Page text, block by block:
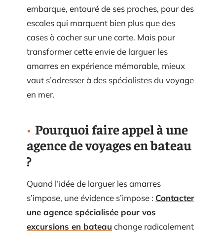
embarque, entouré de ses proches, pour des
escales qui marquent bien plus que des
cases à cocher sur une carte. Mais pour
transformer cette envie de larguer les
amarres en expérience mémorable, mieux
vaut s’adresser à des spécialistes du voyage
en mer.
Pourquoi faire appel à une
agence de voyages en bateau
?
Quand l’idée de larguer les amarres
s’impose, une évidence s’impose : Contacter
une agence spécialisée pour vos
excursions en bateau change radicalement